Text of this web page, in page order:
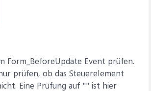
Form_BeforeUpdate Event prüfen.
prüfen, ob das Steuerelement
Eine Prüfung auf "" ist hier